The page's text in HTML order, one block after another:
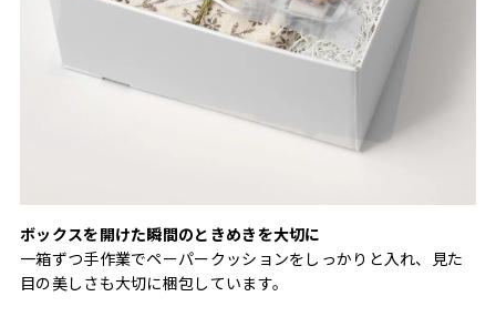
ボックスを開けた瞬間のときめきを大切に
一箱ずつ手作業でペーパークッションをしっかりと入れ、見た
目の美しさも大切に梱包しています。